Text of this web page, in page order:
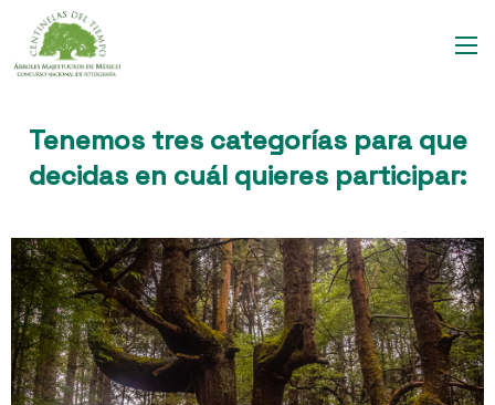
Tenemos tres categorías para que
decidas en cuál quieres participar: